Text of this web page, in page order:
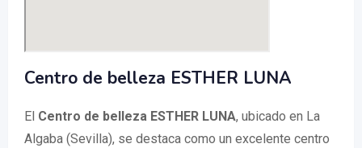
Centro de belleza ESTHER LUNA
El Centro de belleza ESTHER LUNA, ubicado en La
Algaba (Sevilla), se destaca como un excelente centro